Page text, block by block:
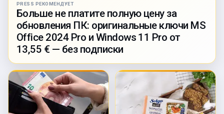
PRESS РЕКОМЕНДУЕТ
Больше не платите полную цену за
обновления ПК: оригинальные ключи MS
Office 2024 Pro и Windows 11 Pro от
13,55 € — без подписки